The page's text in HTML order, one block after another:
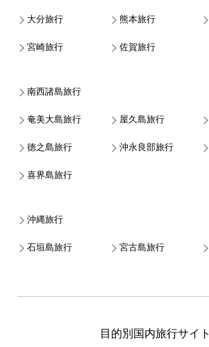
大分旅行
熊本旅行
宮崎旅行 佐賀旅行
南西諸島旅行
奄美大島旅行 屋久島旅行
徳之島旅行 沖永良部旅行
喜界島旅行
沖縄旅行
石垣島旅行 宮古島旅行
目的別国内旅行サイト